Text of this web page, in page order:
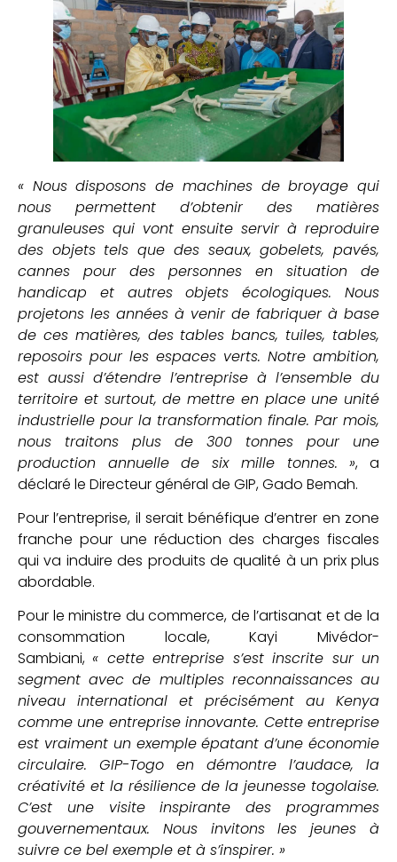
« Nous disposons de machines de broyage qui
nous permettent d’obtenir des matières
granuleuses qui vont ensuite servir à reproduire
des objets tels que des seaux, gobelets, pavés,
cannes pour des personnes en situation de
handicap et autres objets écologiques. Nous
projetons les années à venir de fabriquer à base
de ces matières, des tables bancs, tuiles, tables,
reposoirs pour les espaces verts. Notre ambition,
est aussi d’étendre l’entreprise à l’ensemble du
territoire et surtout, de mettre en place une unité
industrielle pour la transformation finale. Par mois,
nous traitons plus de 300 tonnes pour une
production annuelle de six mille tonnes. », a
déclaré le Directeur général de GIP, Gado Bemah.
Pour l’entreprise, il serait bénéfique d’entrer en zone
franche pour une réduction des charges fiscales
qui va induire des produits de qualité à un prix plus
abordable.
Pour le ministre du commerce, de l’artisanat et de la
consommation locale, Kayi Mivédor-
Sambiani, « cette entreprise s’est inscrite sur un
segment avec de multiples reconnaissances au
niveau international et précisément au Kenya
comme une entreprise innovante. Cette entreprise
est vraiment un exemple épatant d’une économie
circulaire. GIP-Togo en démontre l’audace, la
créativité et la résilience de la jeunesse togolaise.
C’est une visite inspirante des programmes
gouvernementaux. Nous invitons les jeunes à
suivre ce bel exemple et à s’inspirer. »